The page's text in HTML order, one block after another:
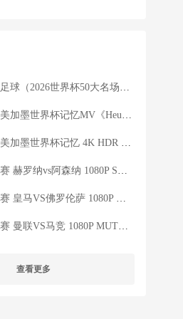
世界杯50大名场面）1080P 国语 CCTV5 HD 6
杯记忆MV《Heute Nacht》 4K HDR 2160P 德
杯记忆 4K HDR 2160P 英语 FOX HD 373M M
vs阿森纳 1080P SPORT 英语 4.3G TS
佛罗伦萨 1080P Real Madrid TV 西语 7.1G
VS马竞 1080P MUTV 英语 7.4G TS
查看更多